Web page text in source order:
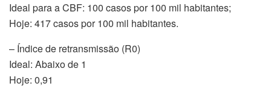
Ideal para a CBF: 100 casos por 100 mil habitantes;
Hoje: 417 casos por 100 mil habitantes.
– Índice de retransmissão (R0)
Ideal: Abaixo de 1
Hoje: 0,91